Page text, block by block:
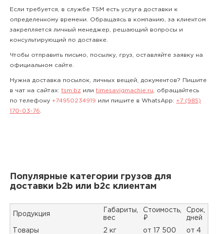
Если требуется, в службе TSM есть услуга доставки к
определенному времени. Обращаясь в компанию, за клиентом
закрепляется личный менеджер, решающий вопросы и
консультирующий по доставке.
Чтобы отправить письмо, посылку, груз, оставляйте заявку на
официальном сайте.
Нужна доставка посылок, личных вещей, документов? Пишите
в чат на сайтах: tsm.bz или timesavigmachie.ru , обращайтесь
по телефону +74950234919 или пишите в WhatsApp: +7 (985)
170-03-76
Популярные категории грузов для
доставки b2b или b2c клиентам
Продукция
Габариты,
вес
Стоимость,
₽
Срок,
дней
Товары 2 кг от 17 500 от 4